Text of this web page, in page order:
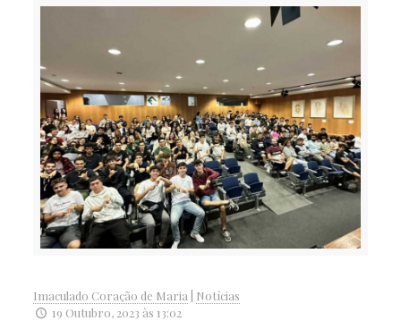
Imaculado Coração de Maria
Notícias
19 Outubro, 2023 às 13:02